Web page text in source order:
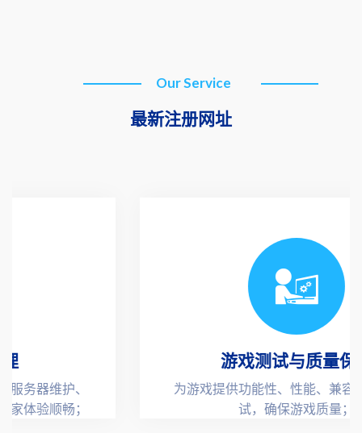
Our Service
最新注册网址
游戏测试与质量保障
为游戏提供功能性、性能、兼容性等全面测
试，确保游戏质量；